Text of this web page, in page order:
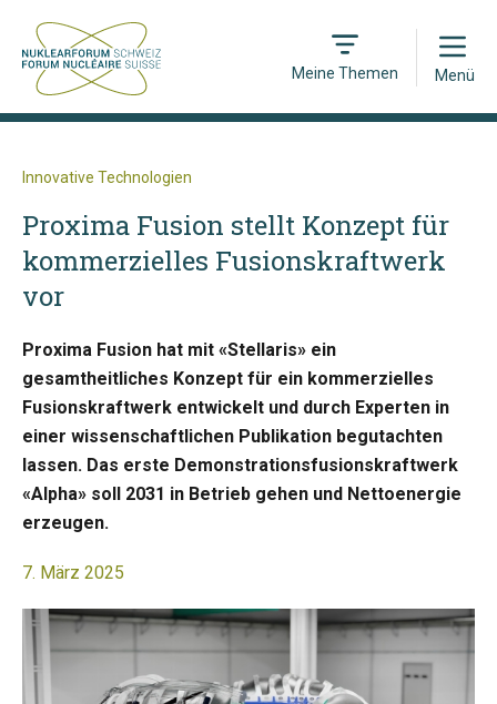
Meine Themen
Open
Menü
Innovative Technologien
Proxima Fusion stellt Konzept für
kommerzielles Fusionskraftwerk
vor
Proxima Fusion hat mit «Stellaris» ein
gesamtheitliches Konzept für ein kommerzielles
Fusionskraftwerk entwickelt und durch Experten in
einer wissenschaftlichen Publikation begutachten
lassen. Das erste Demonstrationsfusionskraftwerk
«Alpha» soll 2031 in Betrieb gehen und Nettoenergie
erzeugen.
7. März 2025